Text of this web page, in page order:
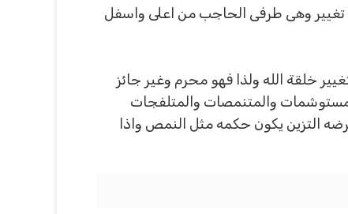
تغيير وهى طرفى الحاجب من اعلى واسفل
خلقة الله ولذا فهو محرم وغير جائز
والمتنمصات والمتلفجات
التزين يكون حكمه مثل النمص واذا